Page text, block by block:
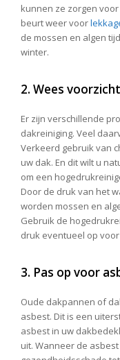
kunnen ze zorgen
beurt weer voor
de mossen en algen
winter.
2. Wees
Er zijn verschillende
dakreiniging. Veel
Verkeerd gebruik van
uw dak. En dit wilt u
om een
Door de druk van het
worden mossen en
Gebruik de
druk eventueel op
3. Pas op voor
Oude dakpannen of
asbest. Dit is een
asbest in uw
uit. Wanneer de